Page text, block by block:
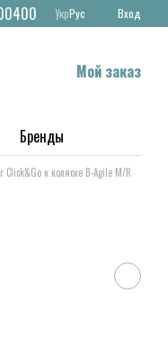
УкрРус Вход
Мой заказ
Бренды
к коляске B-Agile M/R